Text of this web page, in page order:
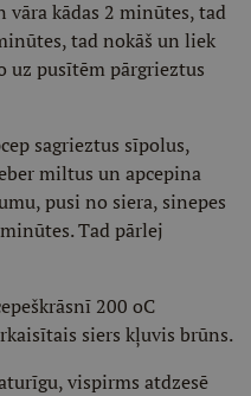
kādas 2 minūtes, tad
tad nokāš un liek
uz pusītēm pārgrieztus
sagrieztus sīpolus,
miltus un apcepina
pusi no siera, sinepes
Tad pārlej
200 oC
siers kļuvis brūns.
vispirms atdzesē